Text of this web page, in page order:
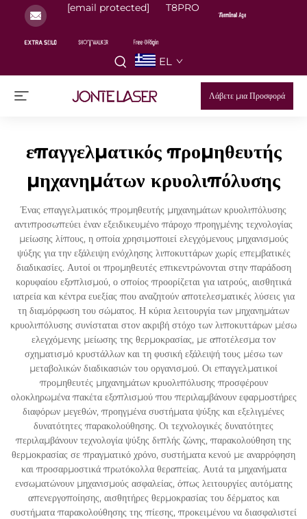
[email protected] T8PRO
EL
Λάβετε μια Προσφορά
επαγγελματικός προμηθευτής
μηχανημάτων κρυολιπόλυσης
Ένας επαγγελματικός προμηθευτής μηχανημάτων κρυολιπόλυσης
αντιπροσωπεύει έναν εξειδικευμένο πάροχο προηγμένης τεχνολογίας
μείωσης λίπους, η οποία χρησιμοποιεί ελεγχόμενους μηχανισμούς
ψύξης για την εξάλειψη ενόχλησης λιποκυττάρων χωρίς επεμβατικές
διαδικασίες. Αυτοί οι προμηθευτές επικεντρώνονται στην παράδοση
κορυφαίου εξοπλισμού, ο οποίος προορίζεται για ιατρούς, αισθητικά
ιατρεία και κέντρα ευεξίας που αναζητούν αποτελεσματικές λύσεις για
τη διαμόρφωση του σώματος. Η κύρια λειτουργία των μηχανημάτων
κρυολιπόλυσης συνίσταται στον ακριβή στόχο των λιποκυττάρων μέσω
ελεγχόμενης μείωσης της θερμοκρασίας, με αποτέλεσμα τον
σχηματισμό κρυστάλλων και τη φυσική εξάλειψή τους μέσω των
μεταβολικών διαδικασιών του οργανισμού. Οι επαγγελματικοί
προμηθευτές μηχανημάτων κρυολιπόλυσης προσφέρουν
ολοκληρωμένα πακέτα εξοπλισμού που περιλαμβάνουν εφαρμοστήρες
διαφόρων μεγεθών, προηγμένα συστήματα ψύξης και εξελιγμένες
δυνατότητες παρακολούθησης. Οι τεχνολογικές δυνατότητες
περιλαμβάνουν τεχνολογία ψύξης διπλής ζώνης, παρακολούθηση της
θερμοκρασίας σε πραγματικό χρόνο, συστήματα κενού με αναρρόφηση
και προσαρμοστικά πρωτόκολλα θεραπείας. Αυτά τα μηχανήματα
ενσωματώνουν μηχανισμούς ασφαλείας, όπως λειτουργίες αυτόματης
απενεργοποίησης, αισθητήρες θερμοκρασίας του δέρματος και
συστήματα παρακολούθησης της πίεσης, προκειμένου να διασφαλιστεί